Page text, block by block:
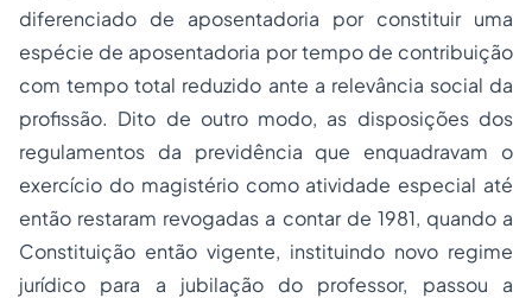
diferenciado de aposentadoria por constituir uma
espécie de aposentadoria por tempo de contribuição
com tempo total reduzido ante a relevância social da
profissão. Dito de outro modo, as disposições dos
regulamentos da previdência que enquadravam o
exercício do magistério como atividade especial até
então restaram revogadas a contar de 1981, quando a
Constituição então vigente, instituindo novo regime
jurídico para a jubilação do professor, passou a